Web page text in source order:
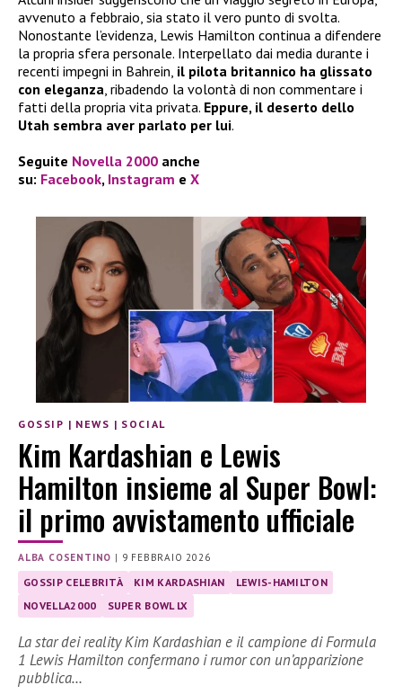
avvenuto a febbraio, sia stato il vero punto di svolta.
Nonostante l’evidenza, Lewis Hamilton continua a difendere
la propria sfera personale. Interpellato dai media durante i
recenti impegni in Bahrein, il pilota britannico ha glissato
con eleganza , ribadendo la volontà di non commentare i
fatti della propria vita privata. Eppure, il deserto dello
Utah sembra aver parlato per lui.
Seguite Novella 2000 anche
su: Facebook, Instagram e X
GOSSIP | NEWS | SOCIAL
Kim Kardashian e Lewis
Hamilton insieme al Super Bowl:
il primo avvistamento ufficiale
ALBA COSENTINO | 9 FEBBRAIO 2026
GOSSIP CELEBRITÀ KIM KARDASHIAN
LEWIS-HAMILTON
NOVELLA2000
SUPER BOWL LX
La star dei reality Kim Kardashian e il campione di Formula
1 Lewis Hamilton confermano i rumor con un’apparizione
pubblica…